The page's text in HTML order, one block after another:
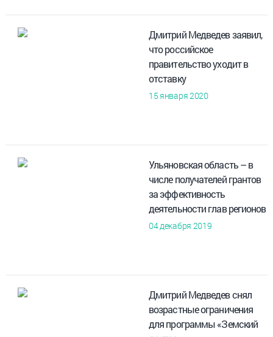
Дмитрий Медведев заявил,
что российское
правительство уходит в
отставку
15 января 2020
Ульяновская область – в
числе получателей грантов
за эффективность
деятельности глав регионов
04 декабря 2019
Дмитрий Медведев снял
возрастные ограничения
для программы «Земский